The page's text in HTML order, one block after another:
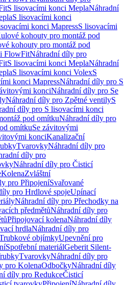
S lisovacími konci MeplaNáhradní
S lisovacími konci
konci MapressS lisovacími
kohouty pro montáž pod
kohouty pro montáž pod
FlowFitNáhradní díly pro
S lisovacími konci MeplaNáhradní
S lisovacími konci VolexS
konci MapressNáhradní díly pro S
konciNáhradní díly pro Se
Náhradní díly pro Zpětné ventilyS
díly pro S lisovacími konci
pod omítkuNáhradní díly pro
omítkuSe závitovými
konciKanalizační
TvarovkyNáhradní díly pro
díly pro
Náhradní díly pro Čisticí
KolenaZvláštní
pro PřipojeníSvařované
pro Hrdlové spojeUpínací
Náhradní díly pro Přechodky na
předmětůNáhradní díly pro
Připojovací kolenaNáhradní díly
hrdlaNáhradní díly pro
objímkyUpevnění pro
Spotřební materiálGeberit Silent-
TvarovkyNáhradní díly pro
pro KolenaOdbočkyNáhradní díly
díly pro RedukceČisticí